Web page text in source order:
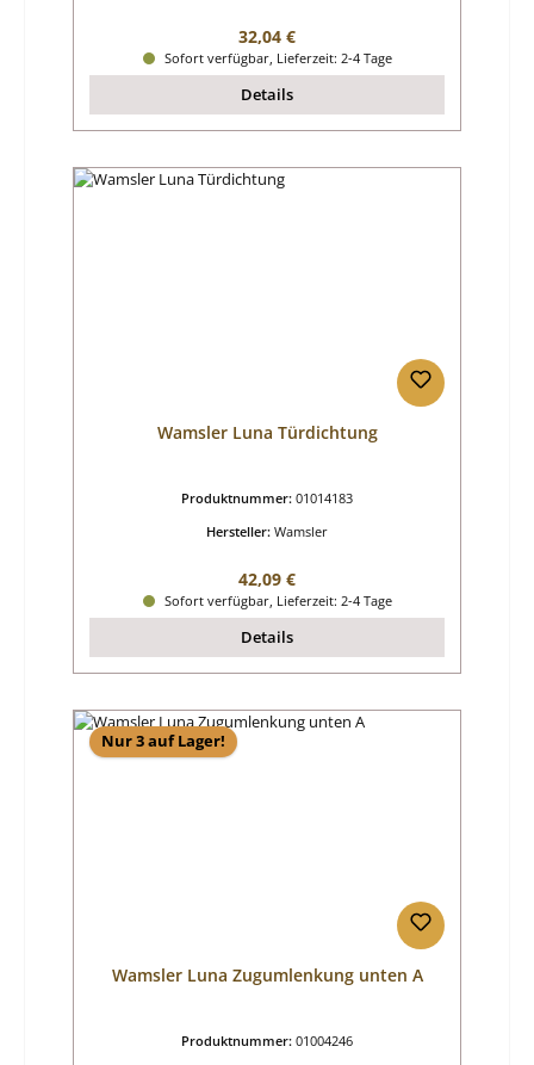
Regulärer Preis:
32,04 €
Sofort verfügbar, Lieferzeit: 2-4 Tage
Details
Wamsler Luna Türdichtung
Produktnummer: 01014183
Hersteller: Wamsler
Regulärer Preis:
42,09 €
Sofort verfügbar, Lieferzeit: 2-4 Tage
Details
Nur 3 auf Lager!
Wamsler Luna Zugumlenkung unten A
Produktnummer: 01004246